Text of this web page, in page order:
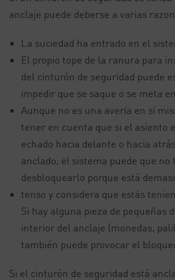
anclaje puede deberse a varias
La suciedad ha entrado en el
El propio tope de la ranura para
del cinturón de seguridad puede
impedir que se saque o se meta
Aunque no es una avería en sí
tener en cuenta que si el asiento
echado hacia delante o hacia
anclado, el sistema puede que no
desbloquearlo porque está
tenso y considera que estás
Si hay alguna pieza de pequeñas
interior del anclaje (monedas,
también puede provocar el
Si el cinturón de seguridad está